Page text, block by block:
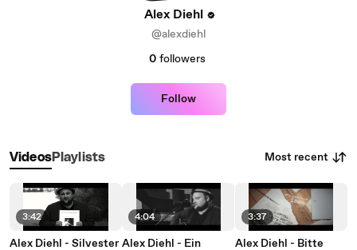
Alex Diehl
@alexdiehl
0 followers
Follow
VideosPlaylists Most recent
3:42
Alex Diehl - Silvester
4:04
Alex Diehl - Ein
3:37
Alex Diehl - Bitte